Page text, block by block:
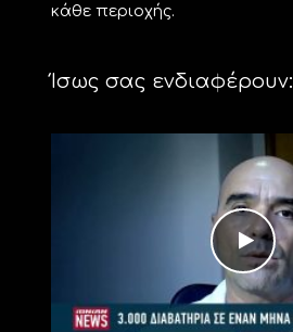
κάθε περιοχής.
Ίσως σας ενδιαφέρουν: